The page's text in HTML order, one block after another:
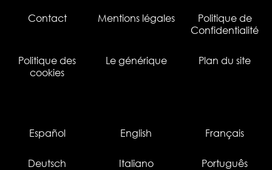
Contact Mentions légales
Politique de
Confidentialité
Politique des
cookies
Le générique Plan du site
Español English Français
Deutsch Italiano Português